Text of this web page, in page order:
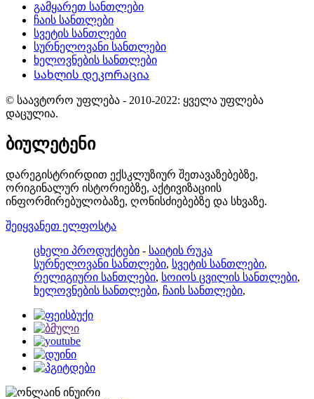
გამყარეთ სანთლები
ჩაის სანთლები
სვეტის სანთლები
სურნელოვანი სანთლები
ხელოვნების სანთლები
Სახლის დეკორაცია
© საავტორო უფლება - 2010-2022: ყველა უფლება
დაცულია.
ბიულეტენი
დარეგისტრირდით ექსკლუზიურ შეთავაზებებზე,
ორიგინალურ ისტორიებზე, აქტივიზაციის
ინფორმირებულობაზე, ღონისძიებებზე და სხვაზე.
შეიყვანეთ ელფოსტა
ცხელი პროდუქტები - საიტის რუკა
სურნელოვანი სანთლები, სვეტის სანთლები,
რელიგიური სანთლები, სოიოს ცვილის სანთლები,
ხელოვნების სანთლები, ჩაის სანთლები,